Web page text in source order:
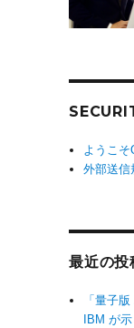
ようこそ
外部送信
最近の投
「量子
IBM が